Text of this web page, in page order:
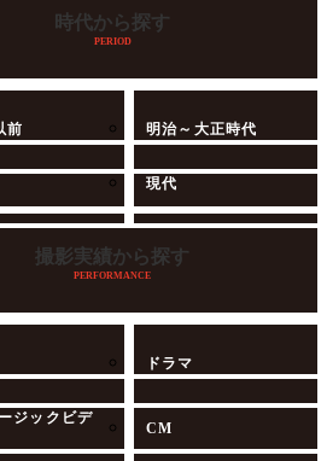
時代から探す
PERIOD
前 明治～大正時代
現代
撮影実績から探す
PERFORMANCE
ドラマ
ジックビデ
CM